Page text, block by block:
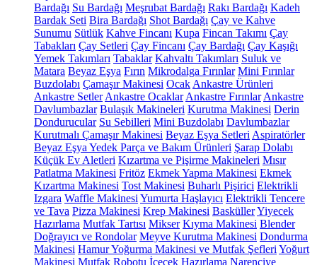
Bardağı Su Bardağı Meşrubat Bardağı Rakı Bardağı Kadeh
Bardak Seti Bira Bardağı Shot Bardağı Çay ve Kahve
Sunumu Sütlük Kahve Fincanı Kupa Fincan Takımı Çay
Tabakları Çay Setleri Çay Fincanı Çay Bardağı Çay Kaşığı
Yemek Takımları Tabaklar Kahvaltı Takımları Suluk ve
Matara Beyaz Eşya Fırın Mikrodalga Fırınlar Mini Fırınlar
Buzdolabı Çamaşır Makinesi Ocak Ankastre Ürünleri
Ankastre Setler Ankastre Ocaklar Ankastre Fırınlar Ankastre
Davlumbazlar Bulaşık Makineleri Kurutma Makinesi Derin
Dondurucular Su Sebilleri Mini Buzdolabı Davlumbazlar
Kurutmalı Çamaşır Makinesi Beyaz Eşya Setleri Aspiratörler
Beyaz Eşya Yedek Parça ve Bakım Ürünleri Şarap Dolabı
Küçük Ev Aletleri Kızartma ve Pişirme Makineleri Mısır
Patlatma Makinesi Fritöz Ekmek Yapma Makinesi Ekmek
Kızartma Makinesi Tost Makinesi Buharlı Pişirici Elektrikli
Izgara Waffle Makinesi Yumurta Haşlayıcı Elektrikli Tencere
ve Tava Pizza Makinesi Krep Makinesi BasküllerYiyecek
Hazırlama Mutfak Tartısı Mikser Kıyma Makinesi Blender
Doğrayıcı ve Rondolar Meyve Kurutma Makinesi Dondurma
Makinesi Hamur Yoğurma Makinesi ve Mutfak Şefleri Yoğurt
Makinesi Mutfak Robotu İçecek Hazırlama Narenciye